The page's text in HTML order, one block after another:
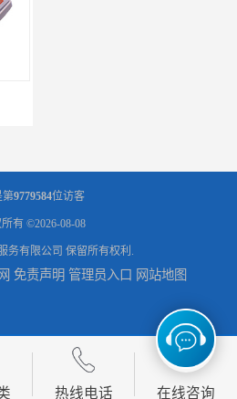
UV测试
第9779584位访客
有 ©2026-08-08
务有限公司 保留所有权利.
免责声明 管理员入口 网站地图
热线电话 在线咨询